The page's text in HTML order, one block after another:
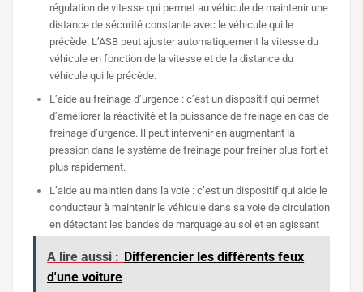
régulation de vitesse qui permet au véhicule de maintenir une
distance de sécurité constante avec le véhicule qui le
précède. L’ASB peut ajuster automatiquement la vitesse du
véhicule en fonction de la vitesse et de la distance du
véhicule qui le précède.
L’aide au freinage d’urgence : c’est un dispositif qui permet
d’améliorer la réactivité et la puissance de freinage en cas de
freinage d’urgence. Il peut intervenir en augmentant la
pression dans le système de freinage pour freiner plus fort et
plus rapidement.
L’aide au maintien dans la voie : c’est un dispositif qui aide le
conducteur à maintenir le véhicule dans sa voie de circulation
en détectant les bandes de marquage au sol et en agissant
A lire aussi : Differencier les différents feux
d'une voiture